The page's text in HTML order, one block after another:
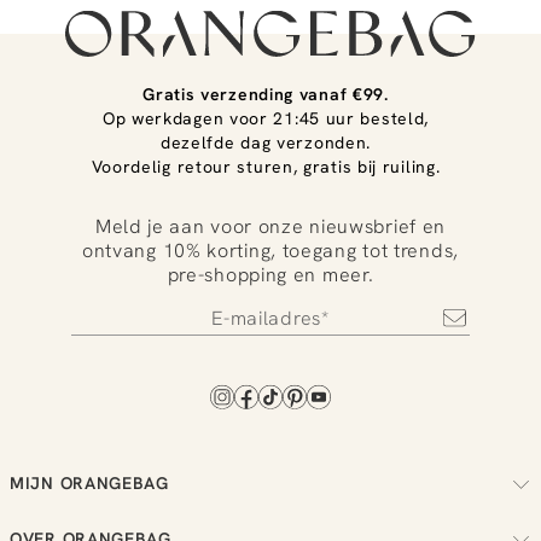
Gratis verzending vanaf €99.
Op werkdagen voor 21:45 uur besteld,
dezelfde dag verzonden.
Voordelig retour sturen, gratis bij ruiling.
Meld je aan voor onze nieuwsbrief en
ontvang 10% korting, toegang tot trends,
pre-shopping en meer.
MIJN ORANGEBAG